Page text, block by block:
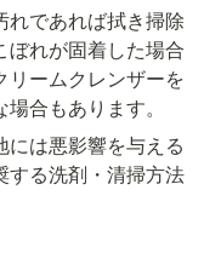
れであれば拭き掃除
ぼれが固着した場合
リームクレンザーを
合もあります。
は悪影響を与える
する洗剤・清掃方法